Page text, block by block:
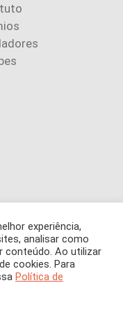
Todos os direitos
exclusivamente a
do conteúdo (imagens
experiência,
analisar como
conteúdo. Ao utilizar
cookies. Para
Política de